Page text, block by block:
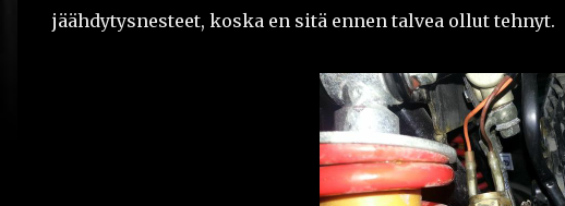
jäähdytysnesteet, koska en sitä ennen talvea ollut tehnyt.